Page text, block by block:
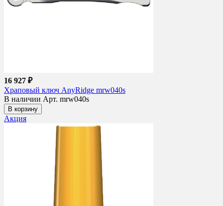
16 927 ₽
Храповый ключ AnyRidge mrw040s
В наличии Арт. mrw040s
В корзину
Акция